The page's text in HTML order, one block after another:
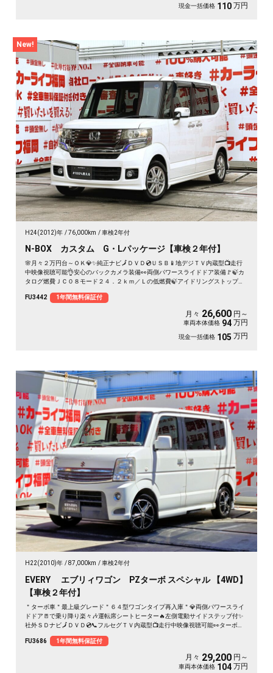
現金一括価格 110 万円
New!
H24(2012)年 76,000km 車検2年付
N-BOX カスタム G・Lパッケージ【車検２年付】
🌸月々２万円台～ＯＫ💎✨純正ナビ🗾ＤＶＤ💿ＵＳＢ📱地デジＴＶ内蔵型📺走行
中映像視聴可能👌安心のバックカメラ装備👀両側パワースライドドア装備🚩🍃カ
タログ燃費ＪＣ０８モード２４．２ｋｍ／Ｌの低燃費🍃アイドリングストップ付
FU3442
1年間無料保証付
月々 26,600 円～
車両本体価格 94 万円
現金一括価格 105 万円
H22(2010)年 87,000km 車検2年付
EVERY エブリィワゴン PZターボ スペシャル 【4WD】
【車検２年付】
＂ターボ車＂最上級グレード＂６４型ワゴンタイプ再入庫＂💎両側パワースライ
ドドア🚪で乗り降り楽々🎶運転席シートヒーター🔥左側電動サイドステップ付✨
社外ＳＤナビ🗾ＤＶＤ💿📞フルセグＴＶ内蔵型📺走行中映像視聴可能👀ターボ車
プ💺月々２万円台～ＯＫ🚗
FU3686 1年間無料保証付
月々 29,200 円～
車両本体価格 104 万円